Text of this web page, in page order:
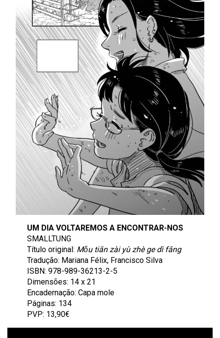
UM DIA VOLTAREMOS A ENCONTRAR-NOS
SMALLTUNG
Título original: Mǒu tiān zài yù zhè ge dì fāng
Tradução: Mariana Félix, Francisco Silva
ISBN: 978-989-36213-2-5
Dimensões: 14 x 21
Encadernação: Capa mole
Páginas: 134
PVP: 13,90€